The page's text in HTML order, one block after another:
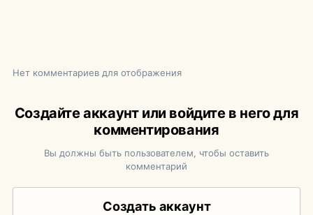
Нет комментариев для отображения
Создайте аккаунт или войдите в него для
комментирования
Вы должны быть пользователем, чтобы оставить
комментарий
Создать аккаунт